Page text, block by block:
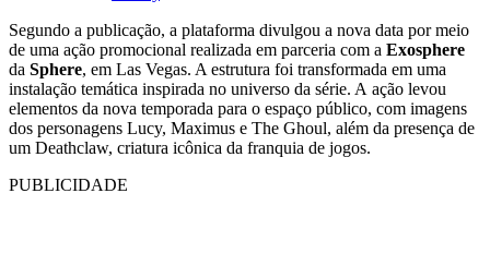
Segundo a publicação, a plataforma divulgou a nova data por meio
de uma ação promocional realizada em parceria com a Exosphere
da Sphere, em Las Vegas. A estrutura foi transformada em uma
instalação temática inspirada no universo da série. A ação levou
elementos da nova temporada para o espaço público, com imagens
dos personagens Lucy, Maximus e The Ghoul, além da presença de
um Deathclaw, criatura icônica da franquia de jogos.
PUBLICIDADE